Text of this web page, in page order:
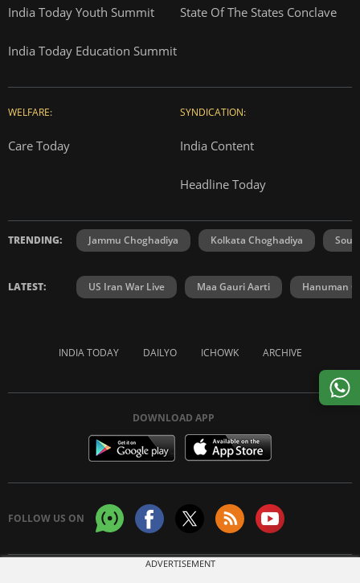
India Today Youth Summit State Of The States Conclave
India Today Education Summit
WELFARE:
Care Today
SYNDICATION:
India Content
Headline Today
TRENDING: Jammu Choghadiya Kolkata Choghadiya
LATEST: US Iran War Live Maa Gauri Aarti Hanuman
INDIA TODAY DAILYO ICHOWK ARCHIVE
DOWNLOAD APP
FOLLOW US ON
ADVERTISEMENT